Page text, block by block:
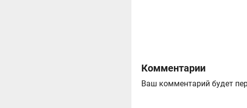
Комментарии
Ваш комментарий будет